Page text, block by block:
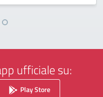
ufficiale su:
Play Store